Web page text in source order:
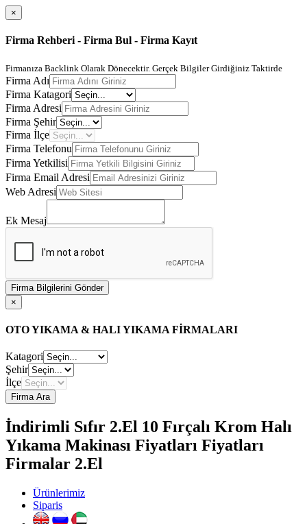
×
Firma Rehberi - Firma Bul - Firma Kayıt
Firmanıza Backlink Olarak Dönecektir. Gerçek Bilgiler Girdiğiniz Taktirde
Firma Adı
Firma Katagori
Firma Adresi
Firma Şehir
Firma İlçe
Firma Telefonu
Firma Yetkilisi
Firma Email Adresi
Web Adresi
Ek Mesaj
Firma Bilgilerini Gönder
×
OTO YIKAMA & HALI YIKAMA FİRMALARI
Katagori
Şehir
İlçe
Firma Ara
İndirimli Sıfır 2.El 10 Fırçalı Krom Halı
Yıkama Makinası Fiyatları Fiyatları
Firmalar 2.El
Ürünlerimiz
Siparis